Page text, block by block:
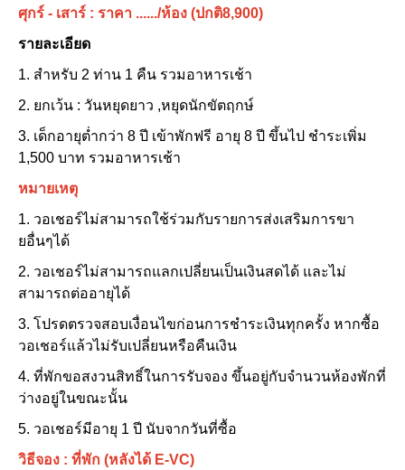
ศุกร์ - เสาร์ : ราคา ....../ห้อง (ปกติ8,900)
รายละเอียด
1. สำหรับ 2 ท่าน 1 คืน รวมอาหารเช้า
2. ยกเว้น : วันหยุดยาว ,หยุดนักขัตฤกษ์
3. เด็กอายุต่ำกว่า 8 ปี เข้าพักฟรี อายุ 8 ปี ขึ้นไป ชำระเพิ่ม
1,500 บาท รวมอาหารเช้า
หมายเหตุ
1. วอเชอร์ไม่สามารถใช้ร่วมกับรายการส่งเสริมการขา
ยอื่นๆได้
2. วอเชอร์ไม่สามารถแลกเปลี่ยนเป็นเงินสดได้ และไม่
สามารถต่ออายุได้
3. โปรดตรวจสอบเงื่อนไขก่อนการชำระเงินทุกครั้ง หากซื้อ
วอเชอร์แล้วไม่รับเปลี่ยนหรือคืนเงิน
4. ที่พักขอสงวนสิทธิ์ในการรับจอง ขึ้นอยู่กับจำนวนห้องพักที่
ว่างอยู่ในขณะนั้น
5. วอเชอร์มีอายุ 1 ปี นับจากวันที่ซื้อ
วิธีจอง : ที่พัก (หลังได้ E-VC)